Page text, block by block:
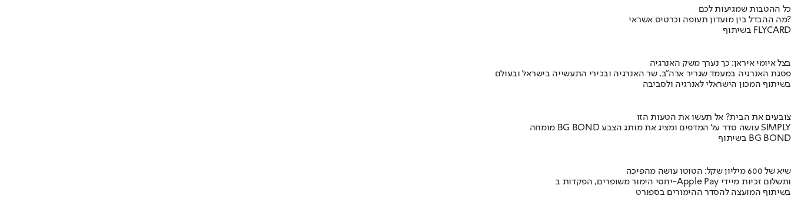
כל ההטבות שמגיעות לכם
מה ההבדל בין מועדון תעופה וכרטיס אשראי?
בשיתוף FLYCARD
בצל איומי איראן: כך נערך משק האנרגיה
פסגת האנרגיה במעמד שגריר ארה"ב, שר האנרגיה ובכירי התעשייה בישראל ובעולם
בשיתוף המכון הישראלי לאנרגיה ולסביבה
צובעים את הבית? אל תעשו את הטעות הזו
מומחה BG BOND עושה סדר על המדפים ומציג את מותג הצבע SIMPLY
בשיתוף BG BOND
שיא של 600 מיליון שקל: הטוטו עושה מהפיכה
יחסי הימור משופרים, הפקדות ב-Apple Pay ותשלום זכיות מיידי
בשיתוף המועצה להסדר ההימורים בספורט